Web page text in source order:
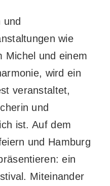
und
wie
Michel und einem
wird ein
veranstaltet,
und
ist. Auf dem
und Hamburg
ein
Miteinander